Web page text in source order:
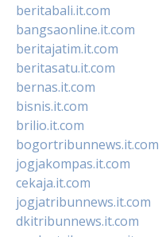
beritabali.it.com
bangsaonline.it.com
beritajatim.it.com
beritasatu.it.com
bernas.it.com
bisnis.it.com
brilio.it.com
bogortribunnews.it.com
jogjakompas.it.com
cekaja.it.com
jogjatribunnews.it.com
dkitribunnews.it.com